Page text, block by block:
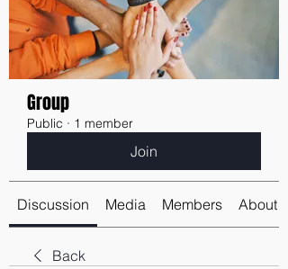
Group
Public · 1 member
Join
Discussion Media Members About
Back